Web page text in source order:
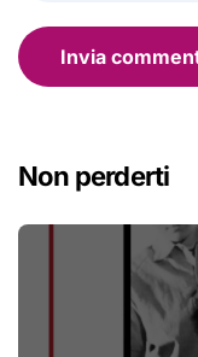
Non perderti